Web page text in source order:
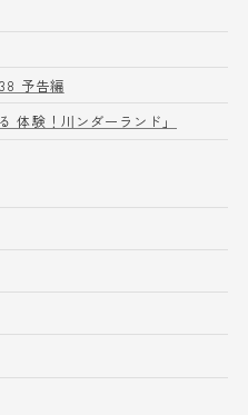
予告編
体験！川ンダーランド」